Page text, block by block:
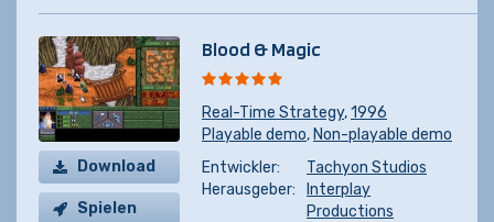
Download
Spielen
Blood & Magic
Real-Time Strategy,1996
Playable demo, Non-playable demo
Entwickler:
Tachyon Studios
Herausgeber:
Interplay
Productions